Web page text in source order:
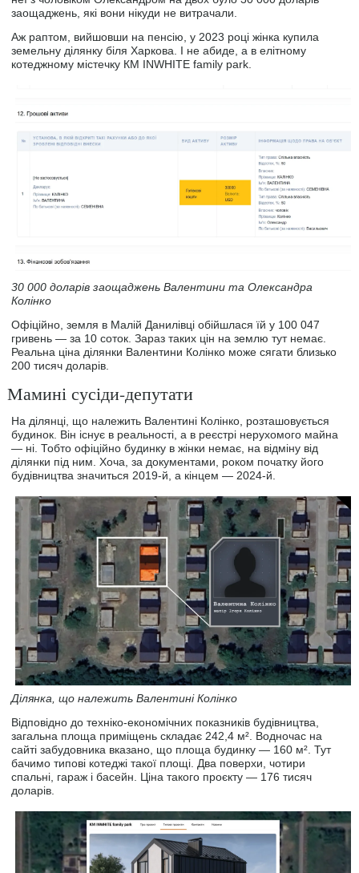
заощаджень, які вони нікуди не витрачали.
Аж раптом, вийшовши на пенсію, у 2023 році жінка купила
земельну ділянку біля Харкова. І не абиде, а в елітному
котеджному містечку КМ INWHITE family park.
30 000 доларів заощаджень Валентини та Олександра
Колінко
Офіційно, земля в Малій Данилівці обійшлася їй у 100 047
гривень — за 10 соток. Зараз таких цін на землю тут немає.
Реальна ціна ділянки Валентини Колінко може сягати близько
200 тисяч доларів.
Мамині сусіди-депутати
На ділянці, що належить Валентині Колінко, розташовується
будинок. Він існує в реальності, а в реєстрі нерухомого майна
— ні. Тобто офіційно будинку в жінки немає, на відміну від
ділянки під ним. Хоча, за документами, роком початку його
будівництва значиться 2019-й, а кінцем — 2024-й.
Ділянка, що належить Валентині Колінко
Відповідно до техніко-економічних показників будівництва,
загальна площа приміщень складає 242,4 м². Водночас на
сайті забудовника вказано, що площа будинку — 160 м². Тут
бачимо типові котеджі такої площі. Два поверхи, чотири
спальні, гараж і басейн. Ціна такого проєкту — 176 тисяч
доларів.